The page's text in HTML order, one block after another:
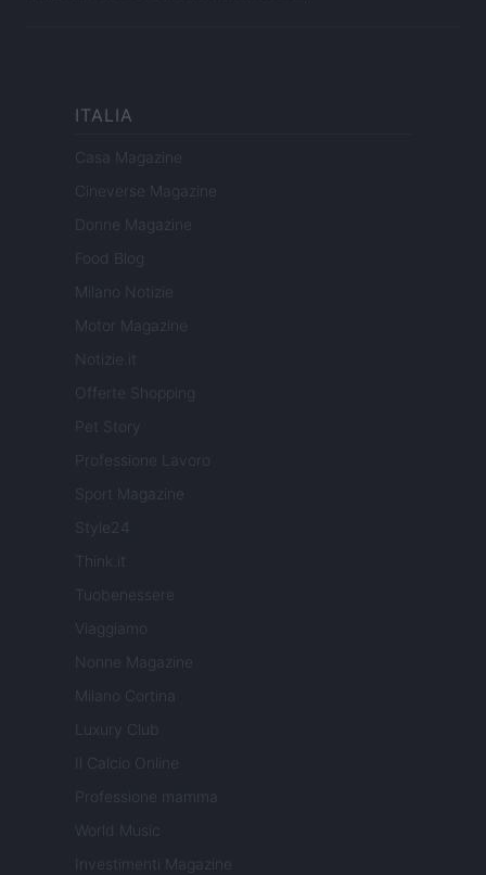
ITALIA
Casa Magazine
Cineverse Magazine
Donne Magazine
Food Blog
Milano Notizie
Motor Magazine
Notizie.it
Offerte Shopping
Pet Story
Professione Lavoro
Sport Magazine
Style24
Think.it
Tuobenessere
Viaggiamo
Nonne Magazine
Milano Cortina
Luxury Club
Il Calcio Online
Professione mamma
World Music
Investimenti Magazine